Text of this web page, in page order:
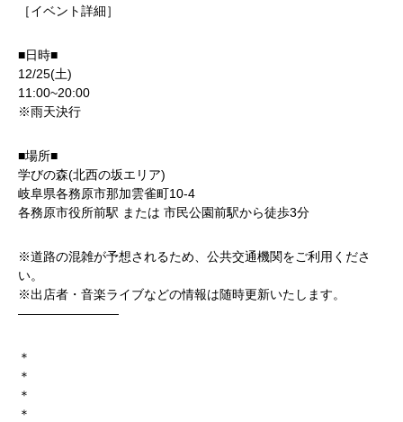
［イベント詳細］
■日時■
12/25(土)
11:00~20:00
※雨天決行
■場所■
学びの森(北西の坂エリア)
岐阜県各務原市那加雲雀町10-4
各務原市役所前駅 または 市民公園前駅から徒歩3分
※道路の混雑が予想されるため、公共交通機関をご利用くださ
い。
※出店者・音楽ライブなどの情報は随時更新いたします。
————————
＊
＊
＊
＊